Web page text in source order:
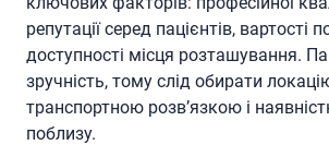
репутації серед пацієнтів, вартості
доступності місця розташування.
зручність, тому слід обирати
транспортною розв’язкою і
поблизу.